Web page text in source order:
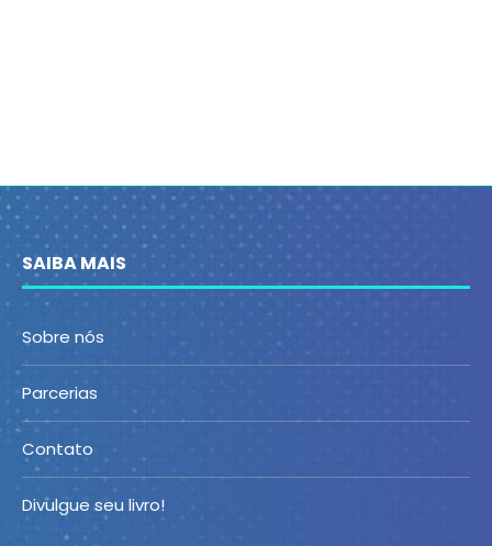
SAIBA MAIS
Sobre nós
Parcerias
Contato
Divulgue seu livro!